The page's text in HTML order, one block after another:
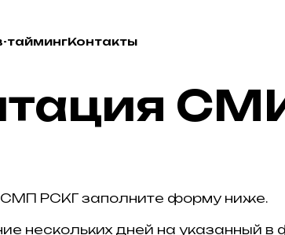
таймингКонтакты
РСКГ заполните форму ниже.
нескольких дней на указанный